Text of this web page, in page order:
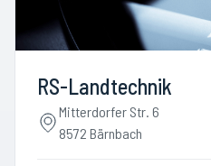
RS-Landtechnik
Mitterdorfer Str. 6
8572 Bärnbach